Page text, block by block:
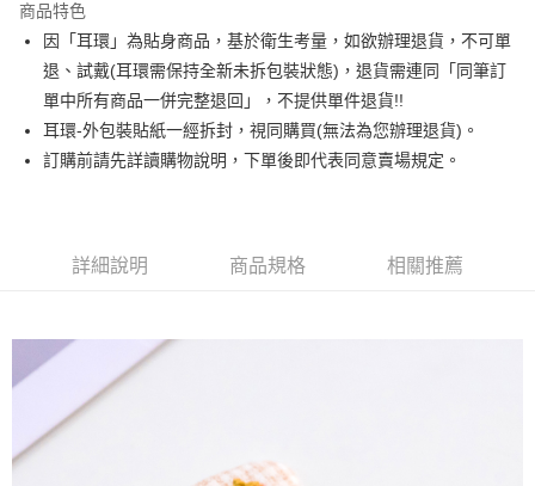
臺灣中小企業銀行
匯豐（台灣）商業銀行
華泰商業銀行
聯邦商業銀行
遠東國際商業銀行
元大商業銀行
永豐商業銀行
玉山商業銀行
星展（台灣）商業銀行
台灣樂天信用卡公司
Apple Pay
街口支付
悠遊付
Google Pay
1.本服務由台灣大哥大提供，台灣大哥大用戶可立即使用無須另外申請。
成交易。
3.實際核准額度、可分期數及費用金額請依後續交易確認頁面所載為準。
4.訂單成立30分鐘內，如未前往確認交易或遇審核未通過，訂單將自動取
消。如遇「轉專審核」未通過狀況，表示未達大哥付你分期系統評分，恕無
法說明評估內容。
【繳款方式說明】
1.分期款項不併入電信帳單，「大哥付你分期」於每月結算日後寄送繳費提
AFTEE先享後付
AFTEE先享後付是「在收到商品之後才付款」的支付方式。 讓您購物簡單
便利好安心！
１．簡單：不需註冊會員、不需綁卡、不需儲值。
２．便利：只要手機號碼，簡訊認證，即可結帳。
３．安心：先確認商品／服務後，再付款。
【「AFTEE先享後付」結帳流程】
ATM付款
運送方式
全家取貨付款
每筆NT$60，滿NT$388(含以上)免運費
商品特色
因「耳環」為貼身商品，基於衛生考量，如欲辦理退貨，不可單
退、試戴(耳環需保持全新未拆包裝狀態)，退貨需連同「同筆訂
單中所有商品一併完整退回」，不提供單件退貨!!
耳環-外包裝貼紙一經拆封，視同購買(無法為您辦理退貨)。
訂購前請先詳讀購物說明，下單後即代表同意賣場規定。
詳細說明 商品規格 相關推薦